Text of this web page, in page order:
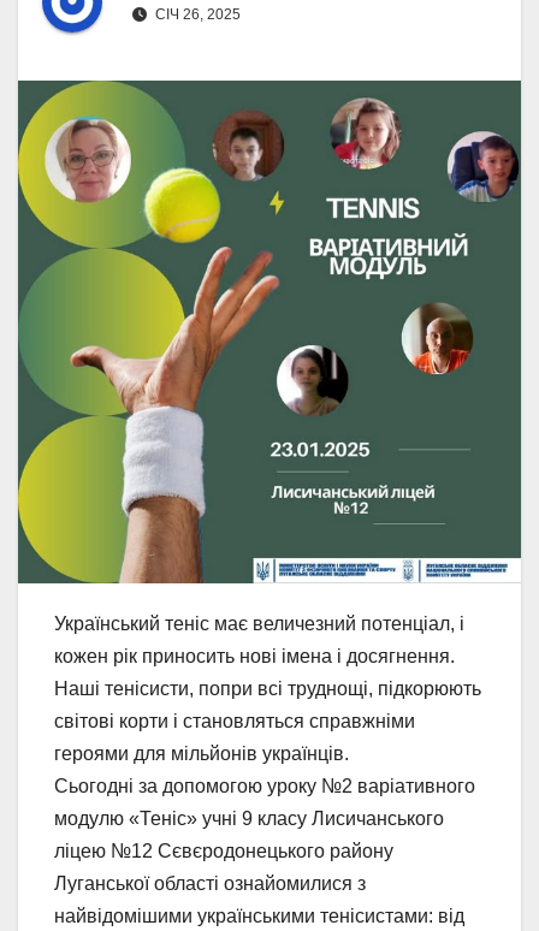
СІЧ 26, 2025
Український теніс має величезний потенціал, і
кожен рік приносить нові імена і досягнення.
Наші тенісисти, попри всі труднощі, підкорюють
світові корти і становляться справжніми
героями для мільйонів українців.
Сьогодні за допомогою уроку №2 варіативного
модулю «Теніс» учні 9 класу Лисичанського
ліцею №12 Сєвєродонецького району
Луганської області ознайомилися з
найвідомішими українськими тенісистами: від